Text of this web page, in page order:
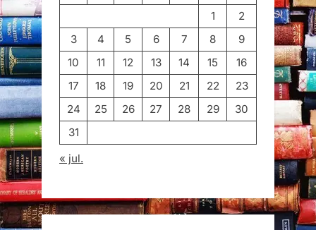
1
2
3
4 5 6 7 8
9
10
11 12 13 14 15
16
17
18 19 20 21 22
23
24
25 26 27 28 29
30
31
« jul.